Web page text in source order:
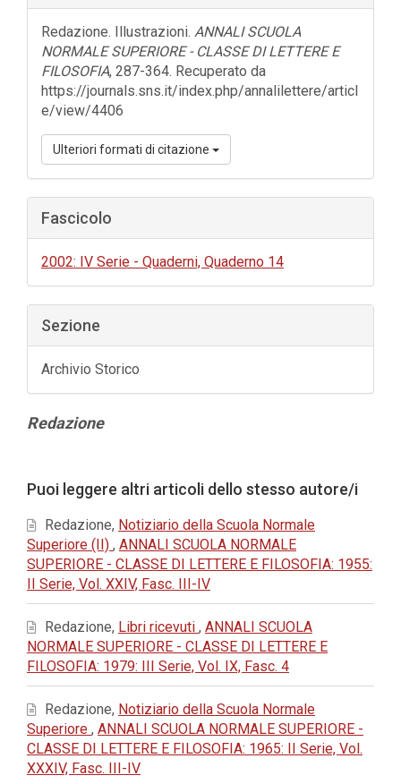
dell'articolo
Redazione. Illustrazioni. ANNALI SCUOLA
NORMALE SUPERIORE - CLASSE DI LETTERE E
FILOSOFIA, 287-364. Recuperato da
https://journals.sns.it/index.php/annalilettere/articl
e/view/4406
Ulteriori formati di citazione
Fascicolo
2002: IV Serie - Quaderni, Quaderno 14
Sezione
Archivio Storico
Contenuto
Redazione
dell'articolo
Puoi leggere altri articoli dello stesso autore/i
Redazione, Notiziario della Scuola Normale
Superiore (II) , ANNALI SCUOLA NORMALE
SUPERIORE - CLASSE DI LETTERE E FILOSOFIA: 1955:
II Serie, Vol. XXIV, Fasc. III-IV
Redazione, Libri ricevuti , ANNALI SCUOLA
NORMALE SUPERIORE - CLASSE DI LETTERE E
FILOSOFIA: 1979: III Serie, Vol. IX, Fasc. 4
Redazione, Notiziario della Scuola Normale
Superiore , ANNALI SCUOLA NORMALE SUPERIORE -
CLASSE DI LETTERE E FILOSOFIA: 1965: II Serie, Vol.
XXXIV, Fasc. III-IV